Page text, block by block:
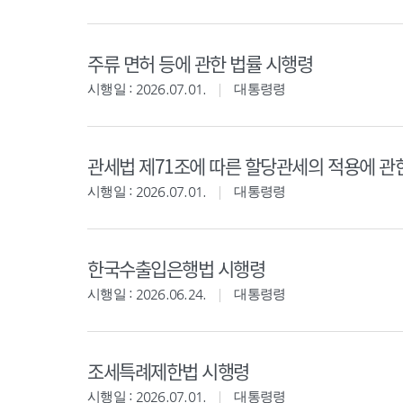
주류 면허 등에 관한 법률 시행령
시행일 : 2026.07.01. 대통령령
관세법 제71조에 따른 할당관세의 적용에 관
시행일 : 2026.07.01. 대통령령
한국수출입은행법 시행령
시행일 : 2026.06.24. 대통령령
조세특례제한법 시행령
시행일 : 2026.07.01. 대통령령